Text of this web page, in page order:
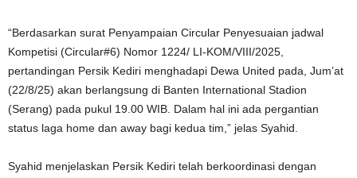
“Berdasarkan surat Penyampaian Circular Penyesuaian jadwal
Kompetisi (Circular#6) Nomor 1224/ LI-KOM/VIII/2025,
pertandingan Persik Kediri menghadapi Dewa United pada, Jum’at
(22/8/25) akan berlangsung di Banten International Stadion
(Serang) pada pukul 19.00 WIB. Dalam hal ini ada pergantian
status laga home dan away bagi kedua tim,” jelas Syahid.
Syahid menjelaskan Persik Kediri telah berkoordinasi dengan